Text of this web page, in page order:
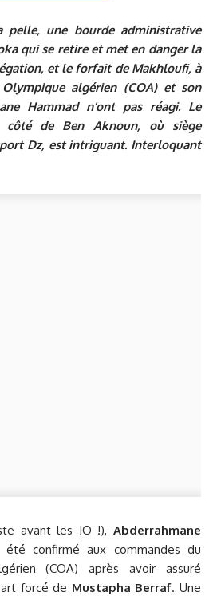
pelle, une bourde administrative
qui se retire et met en danger la
et le forfait de Makhloufi, à
algérien (COA) et son
Hammad n’ont pas réagi. Le
côté de Ben Aknoun, où siège
Dz, est intriguant. Interloquant
avant les JO !), Abderrahmane
confirmé aux commandes du
(COA) après avoir assuré
forcé de Mustapha Berraf. Une